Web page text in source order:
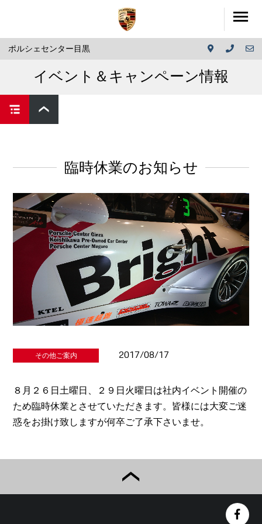
ポルシェセンター目黒
イベント＆キャンペーン情報
臨時休業のお知らせ
その他ご案内 2017/08/17
８月２６日土曜日、２９日火曜日は社内イベント開催の
ため臨時休業とさせていただきます。皆様には大変ご迷
惑をお掛け致しますが何卒ご了承下さいませ。